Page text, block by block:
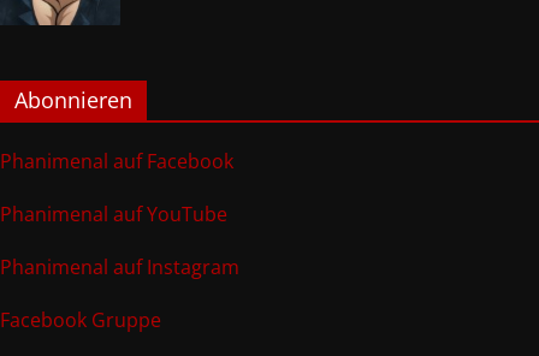
Abonnieren
Phanimenal auf Facebook
Phanimenal auf YouTube
Phanimenal auf Instagram
Facebook Gruppe